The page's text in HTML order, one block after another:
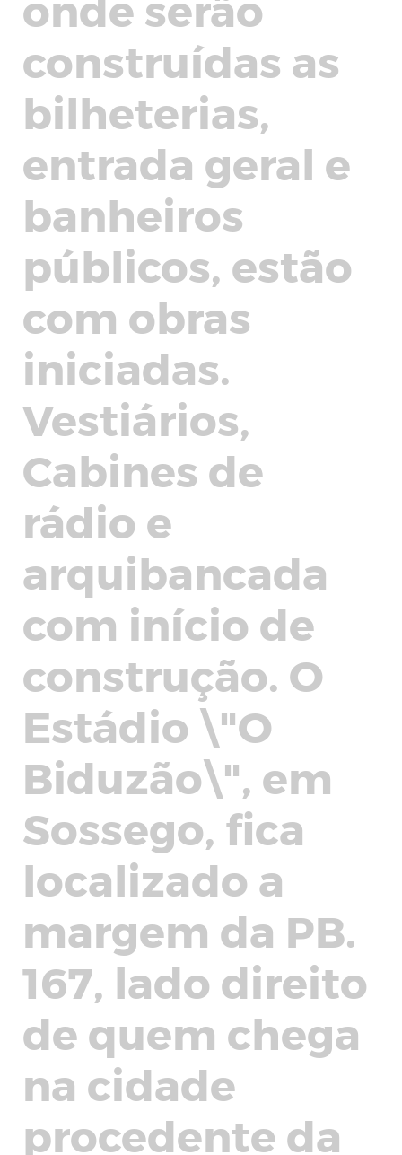
construídas as
bilheterias,
entrada geral e
banheiros
públicos, estão
com obras
iniciadas.
Vestiários,
Cabines de
rádio e
arquibancada
com início de
construção. O
Estádio \"O
Biduzão\", em
Sossego, fica
localizado a
margem da PB.
167, lado direito
de quem chega
na cidade
procedente da